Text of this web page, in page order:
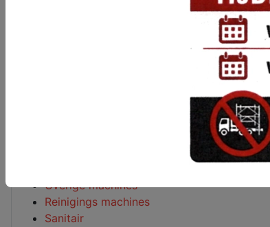
Overige machines
Reinigings machines
Sanitair